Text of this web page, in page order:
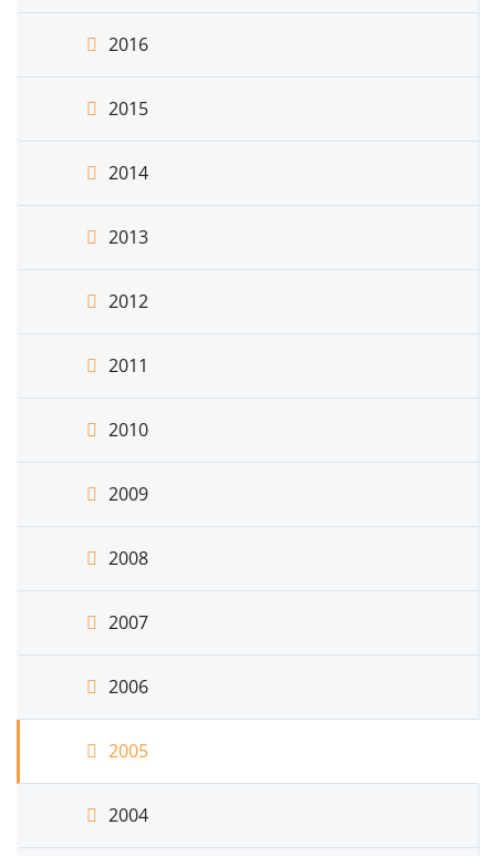
2016
2015
2014
2013
2012
2011
2010
2009
2008
2007
2006
2005
2004